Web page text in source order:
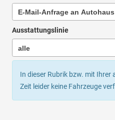
Ausstattungslinie
In dieser Rubrik bzw. mit Ihrer
Zeit leider keine Fahrzeuge